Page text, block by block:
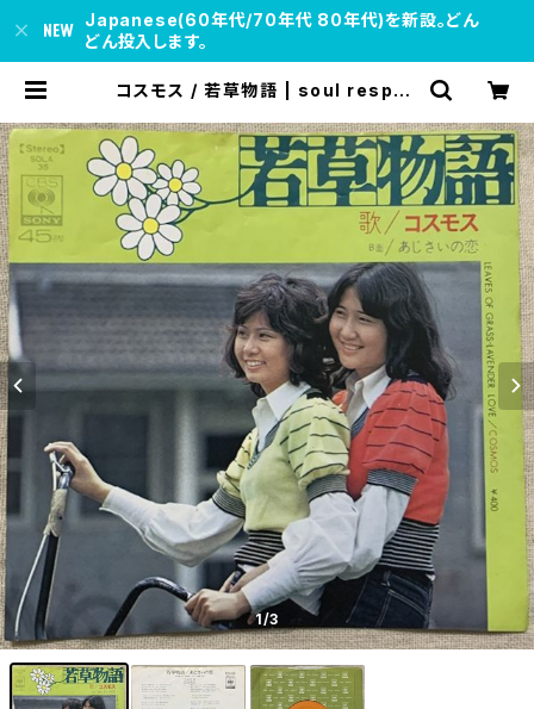
Japanese(60年代/70年代 80年代)を新設。どん
どん投入します。
コスモス / 若草物語 | soul respec
1/3